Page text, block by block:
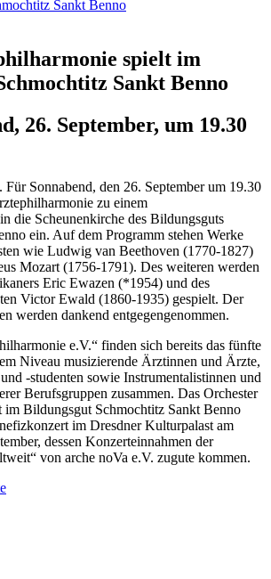
spielt im
Sankt Benno
26. September, um 19.30
Für Sonnabend, den 26. September um 19.30
zu einem
die Scheunenkirche des Bildungsguts
ein. Auf dem Programm stehen Werke
wie Ludwig van Beethoven (1770-1827)
Mozart (1756-1791). Des weiteren werden
Eric Ewazen (*1954) und des
Victor Ewald (1860-1935) gespielt. Der
werden dankend entgegengenommen.
e.V.“ finden sich bereits das fünfte
Niveau musizierende Ärztinnen und Ärzte,
-studenten sowie Instrumentalistinnen und
Berufsgruppen zusammen. Das Orchester
im Bildungsgut Schmochtitz Sankt Benno
im Dresdner Kulturpalast am
dessen Konzerteinnahmen der
von arche noVa e.V. zugute kommen.